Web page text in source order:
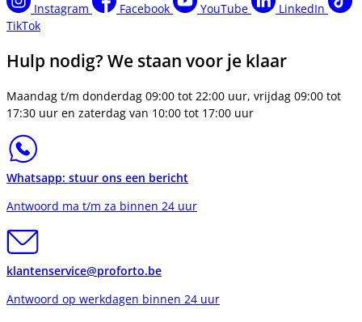
Instagram Facebook YouTube
LinkedIn
TikTok
Hulp nodig? We staan voor je klaar
Maandag t/m donderdag 09:00 tot 22:00 uur, vrijdag 09:00 tot
17:30 uur en zaterdag van 10:00 tot 17:00 uur
Whatsapp: stuur ons een bericht
Antwoord ma t/m za binnen 24 uur
klantenservice@proforto.be
Antwoord op werkdagen binnen 24 uur